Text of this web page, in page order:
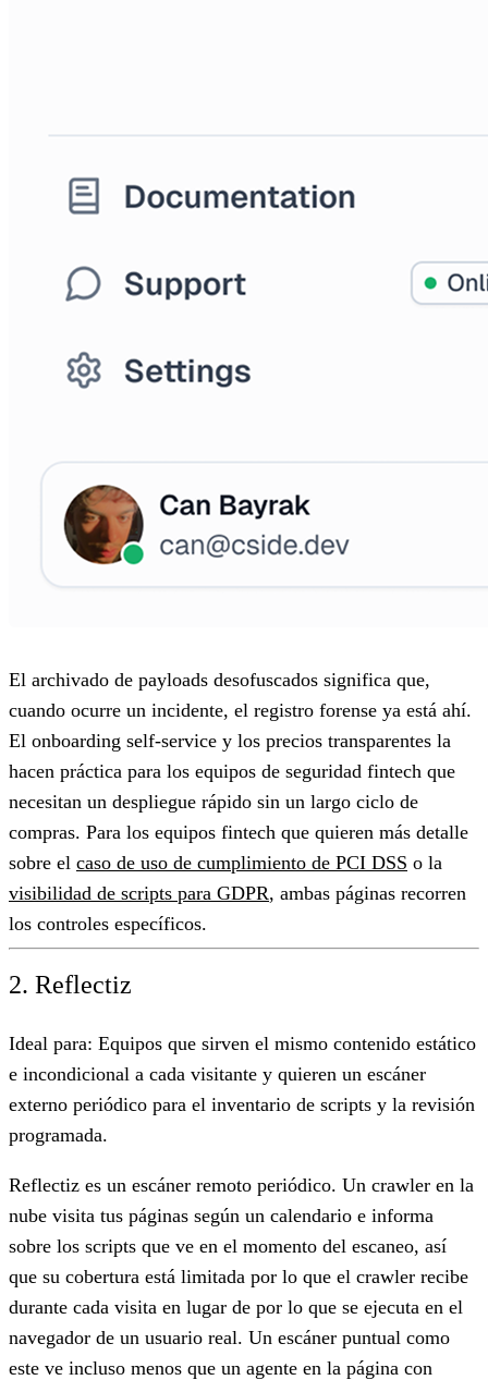
El archivado de payloads desofuscados significa que,
cuando ocurre un incidente, el registro forense ya está ahí.
El onboarding self-service y los precios transparentes la
hacen práctica para los equipos de seguridad fintech que
necesitan un despliegue rápido sin un largo ciclo de
compras. Para los equipos fintech que quieren más detalle
sobre el caso de uso de cumplimiento de PCI DSS o la
visibilidad de scripts para GDPR, ambas páginas recorren
los controles específicos.
2. Reflectiz
Ideal para: Equipos que sirven el mismo contenido estático
e incondicional a cada visitante y quieren un escáner
externo periódico para el inventario de scripts y la revisión
programada.
Reflectiz es un escáner remoto periódico. Un crawler en la
nube visita tus páginas según un calendario e informa
sobre los scripts que ve en el momento del escaneo, así
que su cobertura está limitada por lo que el crawler recibe
durante cada visita en lugar de por lo que se ejecuta en el
navegador de un usuario real. Un escáner puntual como
este ve incluso menos que un agente en la página con